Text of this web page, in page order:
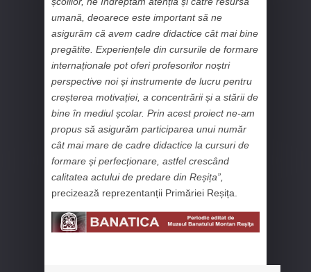
umană, deoarece este important să ne
asigurăm că avem cadre didactice cât mai bine
pregătite. Experiențele din cursurile de formare
internaționale pot oferi profesorilor noștri
perspective noi și instrumente de lucru pentru
creșterea motivației, a concentrării și a stării de
bine în mediul școlar. Prin acest proiect ne-am
propus să asigurăm participarea unui număr
cât mai mare de cadre didactice la cursuri de
formare și perfecționare, astfel crescând
calitatea actului de predare din Reșița”,
precizează reprezentanții Primăriei Reșița.